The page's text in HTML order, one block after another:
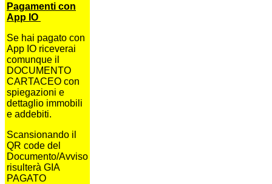
Pagamenti con
App IO
Se hai pagato con
App IO riceverai
comunque il
DOCUMENTO
CARTACEO con
spiegazioni e
dettaglio immobili
e addebiti.
Scansionando il
QR code del
Documento/Avviso
risulterà GIA
PAGATO